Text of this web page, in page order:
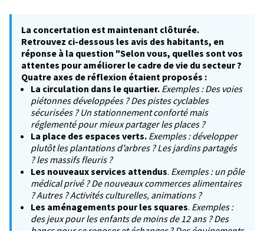
La concertation est maintenant clôturée.
Retrouvez ci-dessous les avis des habitants, en
réponse à la question "Selon vous, quelles sont vos
attentes pour améliorer le cadre de vie du secteur ?
Quatre axes de réflexion étaient proposés :
La circulation dans le quartier. Exemples : Des voies
piétonnes développées ? Des pistes cyclables
sécurisées ? Un stationnement conforté mais
réglementé pour mieux partager les places ?
La place des espaces verts. Exemples : développer
plutôt les plantations d’arbres ? Les jardins partagés
? les massifs fleuris ?
Les nouveaux services attendus. Exemples : un pôle
médical privé ? De nouveaux commerces alimentaires
? Autres ? Activités culturelles, animations ?
Les aménagements pour les squares. Exemples :
des jeux pour les enfants de moins de 12 ans ? Des